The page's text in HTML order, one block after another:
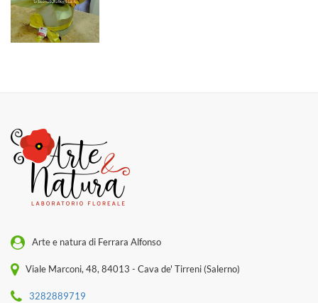
Arte e natura di Ferrara Alfonso
Viale Marconi, 48, 84013 - Cava de' Tirreni (Salerno)
3282889719